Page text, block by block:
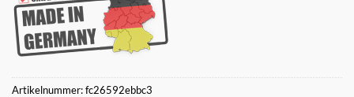
Artikelnummer:fc26592ebbc3